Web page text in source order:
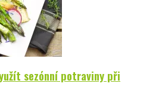
sezónní potraviny při